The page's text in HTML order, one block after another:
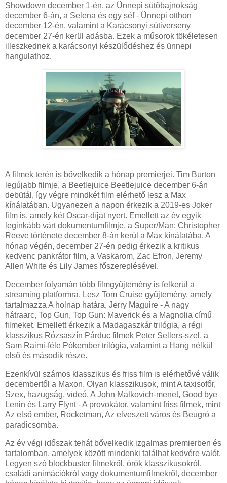
Showdown december 1-én, az Ünnepi sütőbajnokság
december 6-án, a Selena és egy séf - Ünnepi otthon
december 12-én, valamint a Karácsonyi sütiverseny
december 27-én kerül adásba. Ezek a műsorok tökéletesen
illeszkednek a karácsonyi készülődéshez és ünnepi
hangulathoz.
A filmek terén is bővelkedik a hónap premierjei. Tim Burton
legújabb filmje, a Beetlejuice Beetlejuice december 6-án
debütál, így végre mindkét film elérhető lesz a Max
kínálatában. Ugyanezen a napon érkezik a 2019-es Joker
film is, amely két Oscar-díjat nyert. Emellett az év egyik
leginkább várt dokumentumfilmje, a Super/Man: Christopher
Reeve története december 8-án kerül a Max kínálatába. A
hónap végén, december 27-én pedig érkezik a kritikus
kedvenc pankrátor film, a Vaskarom, Zac Efron, Jeremy
Allen White és Lily James főszereplésével.
December folyamán több filmgyűjtemény is felkerül a
streaming platformra. Lesz Tom Cruise gyűjtemény, amely
tartalmazza A holnap határa, Jerry Maguire - A nagy
hátraarc, Top Gun, Top Gun: Maverick és a Magnolia című
filmeket. Emellett érkezik a Madagaszkár trilógia, a régi
klasszikus Rózsaszín Párduc filmek Peter Sellers-szel, a
Sam Raimi-féle Pókember trilógia, valamint a Hang nélkül
első és második része.
Ezenkívül számos klasszikus és friss film is elérhetővé válik
decembertől a Maxon. Olyan klasszikusok, mint A taxisofőr,
Szex, hazugság, videó, A John Malkovich-menet, Good bye
Lenin és Larry Flynt - A provokátor, valamint friss filmek, mint
Az első ember, Rocketman, Az elveszett város és Beugró a
paradicsomba.
Az év végi időszak tehát bővelkedik izgalmas premierben és
tartalomban, amelyek között mindenki találhat kedvére valót.
Legyen szó blockbuster filmekről, örök klasszikusokról,
családi animációkról vagy dokumentumfilmekről, december